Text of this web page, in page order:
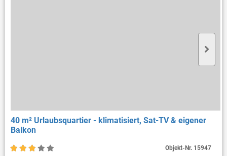
40 m² Urlaubsquartier - klimatisiert, Sat-TV & eigener
Balkon
Objekt-Nr. 15947